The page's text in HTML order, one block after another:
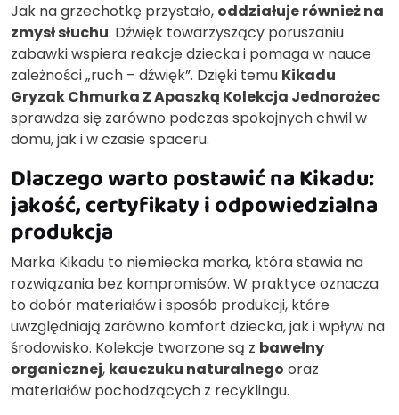
Jak na grzechotkę przystało, oddziałuje również na
zmysł słuchu. Dźwięk towarzyszący poruszaniu
zabawki wspiera reakcje dziecka i pomaga w nauce
zależności „ruch – dźwięk”. Dzięki temu Kikadu
Gryzak Chmurka Z Apaszką Kolekcja Jednorożec
sprawdza się zarówno podczas spokojnych chwil w
domu, jak i w czasie spaceru.
Dlaczego warto postawić na Kikadu:
jakość, certyfikaty i odpowiedzialna
produkcja
Marka Kikadu to niemiecka marka, która stawia na
rozwiązania bez kompromisów. W praktyce oznacza
to dobór materiałów i sposób produkcji, które
uwzględniają zarówno komfort dziecka, jak i wpływ na
środowisko. Kolekcje tworzone są z bawełny
organicznej, kauczuku naturalnego oraz
materiałów pochodzących z recyklingu.